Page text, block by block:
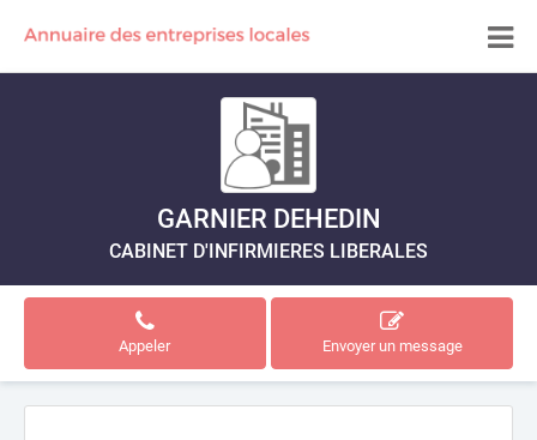
GARNIER DEHEDIN
CABINET D'INFIRMIERES LIBERALES
Appeler Envoyer un message